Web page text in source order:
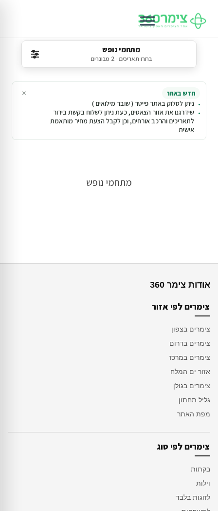
מתחמי נופש
בחרו תאריכים · 2 מבוגרים
חדש באתר
ניתן לסלוק באתר פייטר ( שובר מילואים )
שידרגנו את אזור הצאטים, כעת ניתן לשלוח בקשת בירור
לתאריכים והרכב אורחים, וכן לקבל הצעת מחיר מותאמת
אישית
×
מתחמי נופש
אודות צימר 360
צימרים לפי אזור
צימרים בצפון
צימרים בדרום
צימרים במרכז
אזור ים המלח
צימרים בגולן
גליל תחתון
מפת האתר
צימרים לפי סוג
בקתות
וילות
לזוגות בלבד